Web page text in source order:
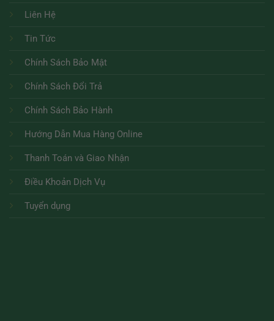
Liên Hệ
Tin Tức
Chính Sách Bảo Mật
Chính Sách Đổi Trả
Chính Sách Bảo Hành
Hướng Dẫn Mua Hàng Online
Thanh Toán và Giao Nhận
Điều Khoản Dịch Vụ
Tuyển dụng